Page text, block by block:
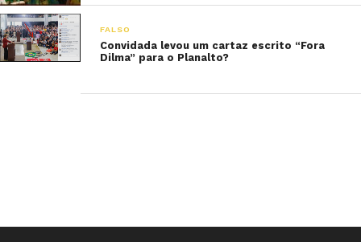
FALSO
Convidada levou um cartaz escrito “Fora
Dilma” para o Planalto?